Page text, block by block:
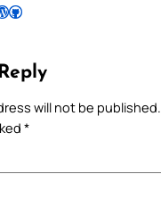
Follow Pradeep on GitHub
will not be published.
*